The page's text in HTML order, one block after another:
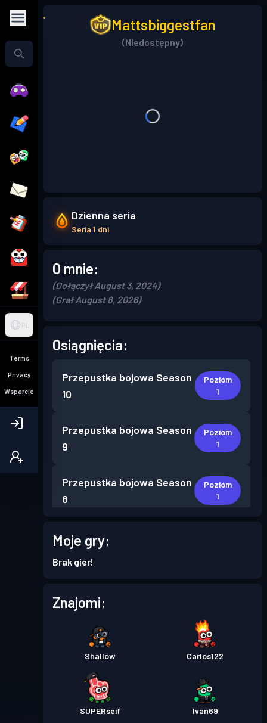
PL
Terms
Privacy
Wsparcie
Mattsbiggestfan
(Niedostępny)
Dzienna seria
Seria 1 dni
O mnie:
(Dołączył August 3, 2024)
(Grał August 8, 2026)
Osiągnięcia:
Przepustka bojowa Season
10
Poziom
1
Przepustka bojowa Season
9
Poziom
1
Przepustka bojowa Season
8
Poziom
1
Przepustka bojowa
5
Przepustka bojowa
Poziom
2
Przepustka bojowa
Poziom
Moje gry:
Brak gier!
Znajomi:
Shallow Carlos122
SUPERseif Ivan69